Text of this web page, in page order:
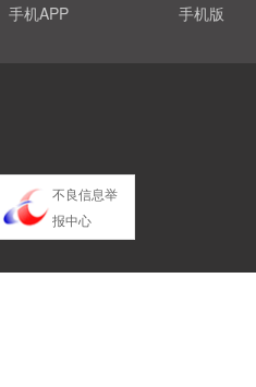
手机版
手机APP
不良信息举
报中心